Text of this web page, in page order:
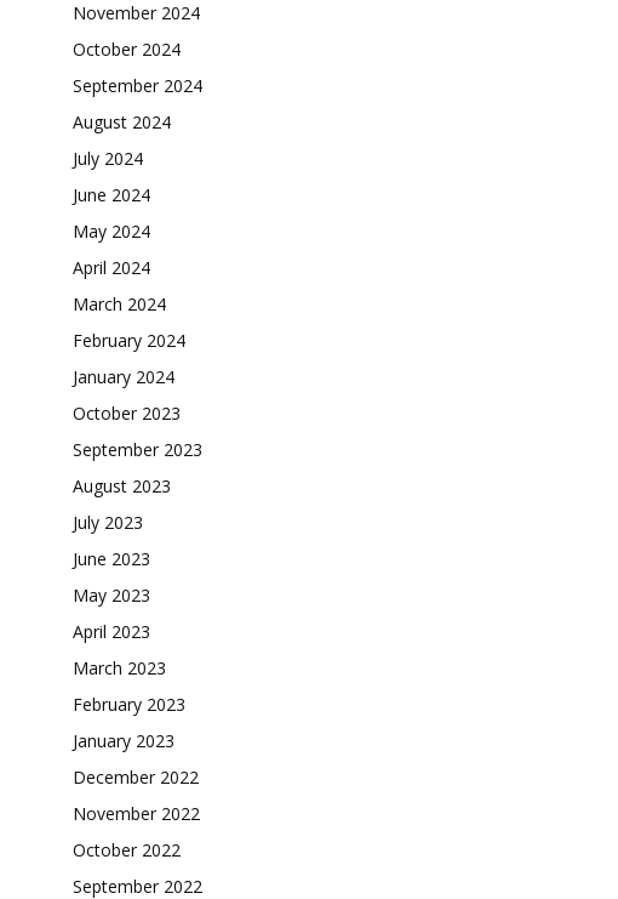
November 2024
October 2024
September 2024
August 2024
July 2024
June 2024
May 2024
April 2024
March 2024
February 2024
January 2024
October 2023
September 2023
August 2023
July 2023
June 2023
May 2023
April 2023
March 2023
February 2023
January 2023
December 2022
November 2022
October 2022
September 2022